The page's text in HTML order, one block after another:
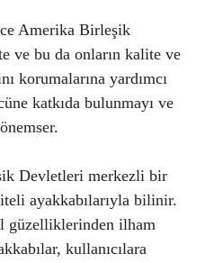
Amerika Birleşik
ve bu da onların kalite ve
korumalarına yardımcı
katkıda bulunmayı ve
Devletleri merkezli bir
ayakkabılarıyla bilinir.
güzelliklerinden ilham
kullanıcılara